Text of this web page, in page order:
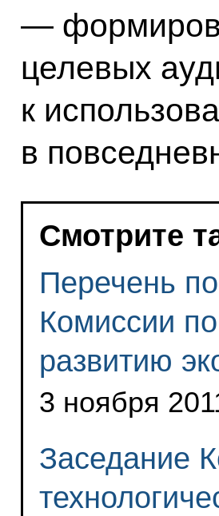
—
целевых
к
в
Смотрите
Перечень
Комиссии
развитию
3 ноября
Заседание